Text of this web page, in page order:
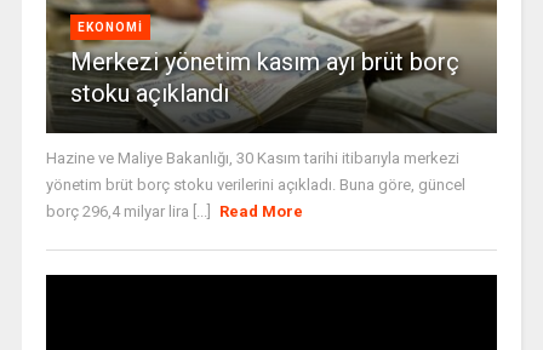
EKONOMI
Merkezi yönetim kasım ayı brüt borç
stoku açıklandı
Hazine ve Maliye Bakanlığı, 30 Kasım tarihi itibarıyla merkezi
yönetim brüt borç stoku verilerini açıkladı. Buna göre, güncel
borç 296,4 milyar lira [...]
Read More